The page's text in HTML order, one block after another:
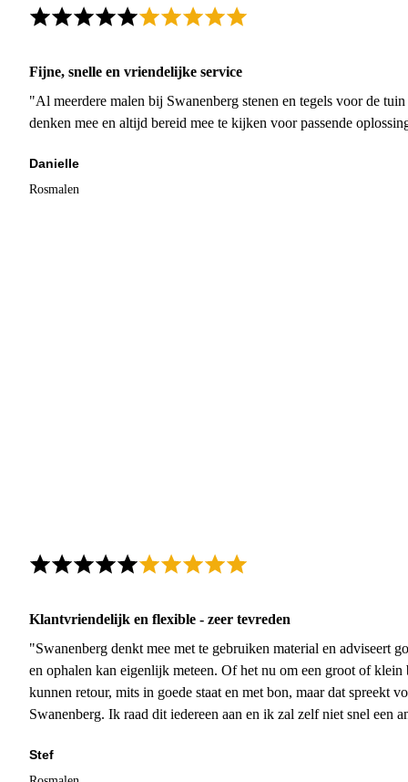
Fijne, snelle en vriendelijke service
"Al meerdere malen bij Swanenberg stenen en tegels voor de
denken mee en altijd bereid mee te kijken voor passende
Danielle
Rosmalen
Klantvriendelijk en flexible - zeer tevreden
"Swanenberg denkt mee met te gebruiken material en adviseert
en ophalen kan eigenlijk meteen. Of het nu om een groot of
kunnen retour, mits in goede staat en met bon, maar dat spreekt
Swanenberg. Ik raad dit iedereen aan en ik zal zelf niet snel een
Stef